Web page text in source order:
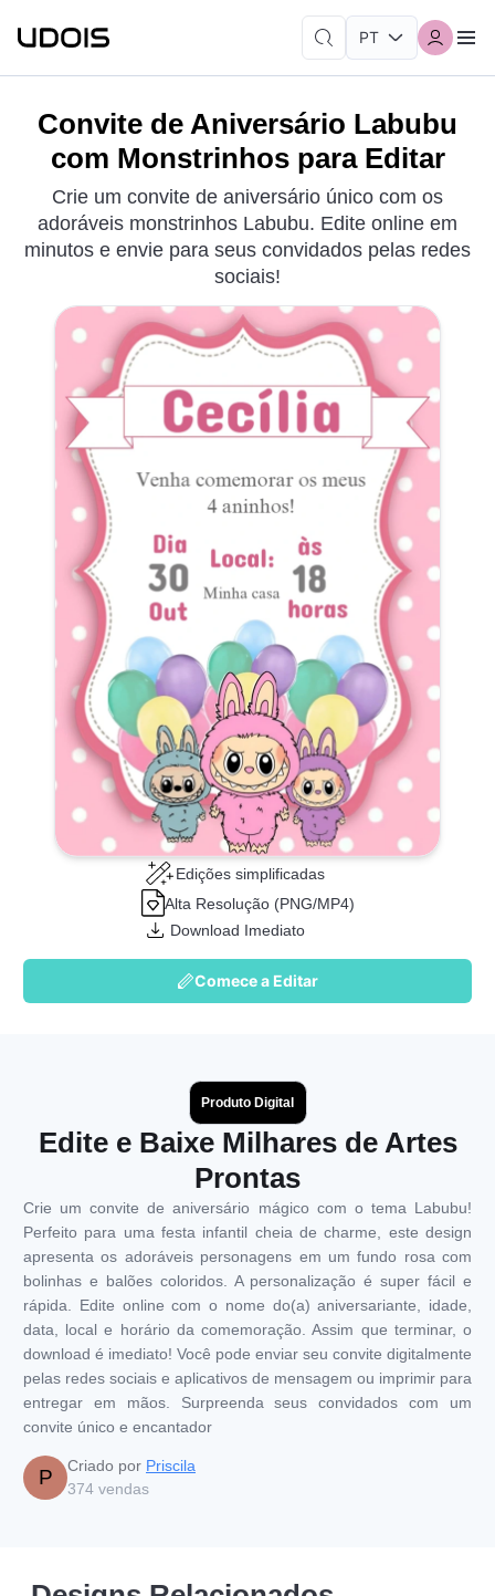
Convite de Aniversário Labubu
com Monstrinhos para Editar
Crie um convite de aniversário único com os
adoráveis monstrinhos Labubu. Edite online em
minutos e envie para seus convidados pelas redes
sociais!
Edições simplificadas
Alta Resolução (PNG/MP4)
Download Imediato
Comece a Editar
Produto Digital
Edite e Baixe Milhares de Artes
Prontas
Crie um convite de aniversário mágico com o tema Labubu!
Perfeito para uma festa infantil cheia de charme, este design
apresenta os adoráveis personagens em um fundo rosa com
bolinhas e balões coloridos. A personalização é super fácil e
rápida. Edite online com o nome do(a) aniversariante, idade,
data, local e horário da comemoração. Assim que terminar, o
download é imediato! Você pode enviar seu convite digitalmente
pelas redes sociais e aplicativos de mensagem ou imprimir para
entregar em mãos. Surpreenda seus convidados com um
convite único e encantador
P Criado por Priscila
374 vendas